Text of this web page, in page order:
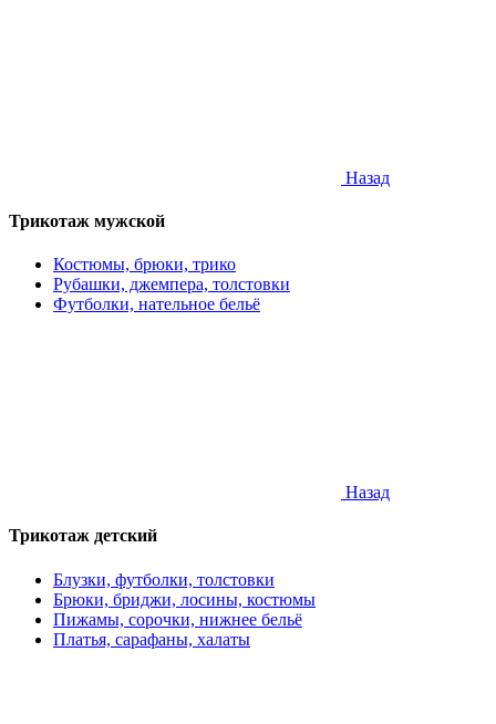
Назад
Трикотаж мужской
Костюмы, брюки, трико
Рубашки, джемпера, толстовки
Футболки, нательное бельё
Назад
Трикотаж детский
Блузки, футболки, толстовки
Брюки, бриджи, лосины, костюмы
Пижамы, сорочки, нижнее бельё
Платья, сарафаны, халаты